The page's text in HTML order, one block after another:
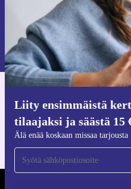
Liity ensimmäistä
tilaajaksi ja säästä 15
Älä enää koskaan missaa tarjousta
Pyydä
Lisätietoja henkilötietojen
iOS:lle